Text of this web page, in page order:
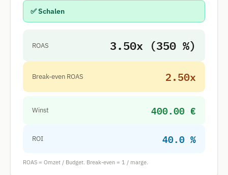
✅ Schalen
ROAS 3.50x (350 %)
Break-even ROAS 2.50x
Winst 400.00 €
ROI 40.0 %
ROAS = Omzet / Budget. Break-even = 1 / marge.